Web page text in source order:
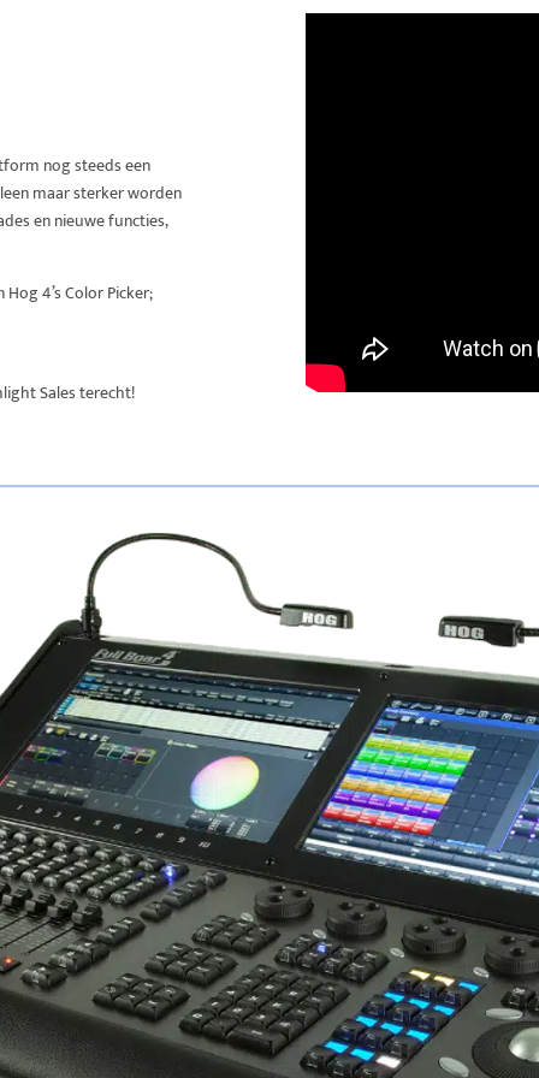
nog steeds een
maar sterker worden
en nieuwe functies,
4’s Color Picker;
Sales terecht!